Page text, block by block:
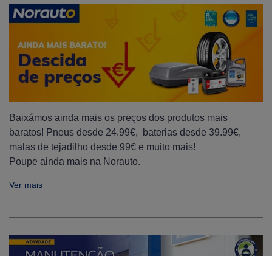
Baixámos ainda mais os preços dos produtos mais
baratos! Pneus desde 24.99€, baterias desde 39.99€,
malas de tejadilho desde 99€ e muito mais!
Poupe ainda mais na Norauto.
Ver mais